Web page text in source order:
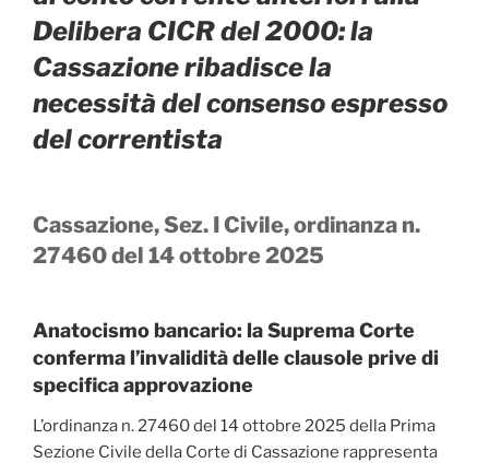
Delibera CICR del 2000: la
Cassazione ribadisce la
necessità del consenso espresso
del correntista
Cassazione, Sez. I Civile, ordinanza n.
27460 del 14 ottobre 2025
Anatocismo bancario: la Suprema Corte
conferma l’invalidità delle clausole prive di
specifica approvazione
L’ordinanza n. 27460 del 14 ottobre 2025 della Prima
Sezione Civile della Corte di Cassazione rappresenta